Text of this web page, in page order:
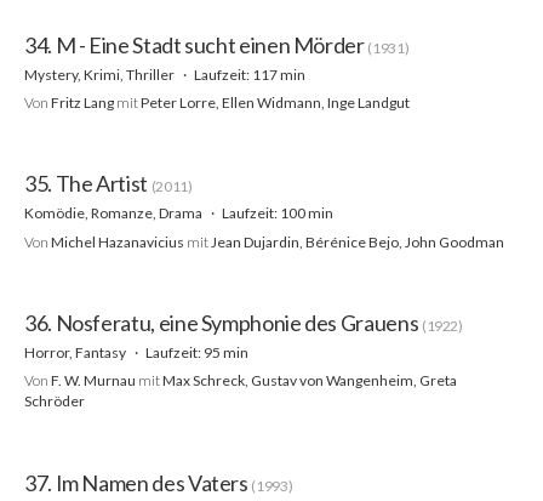
34. M - Eine Stadt sucht einen Mörder (1931)
Mystery, Krimi, Thriller
Laufzeit: 117 min
Von Fritz Lang mitPeter Lorre, Ellen Widmann, Inge Landgut
35. The Artist (2011)
Komödie, Romanze, Drama
Laufzeit: 100 min
Von Michel Hazanavicius mit Jean Dujardin, Bérénice Bejo, John Goodman
36. Nosferatu, eine Symphonie des Grauens (1922)
Horror, Fantasy
Laufzeit: 95 min
Von F. W. Murnau mitMax Schreck, Gustav von Wangenheim, Greta
Schröder
37. Im Namen des Vaters (1993)